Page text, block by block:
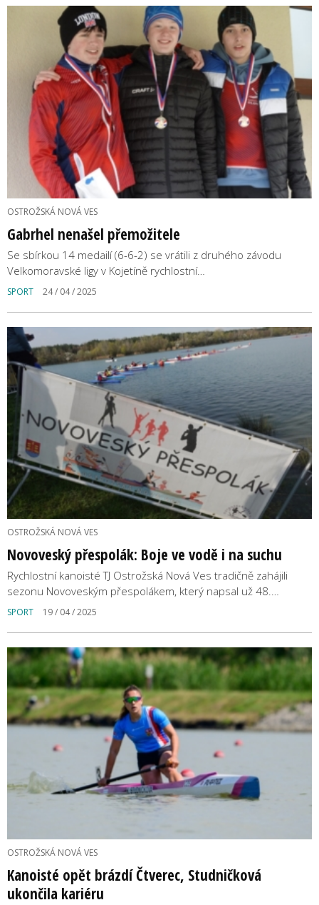
OSTROŽSKÁ NOVÁ VES
Gabrhel nenašel přemožitele
Se sbírkou 14 medailí (6-6-2) se vrátili z druhého závodu
Velkomoravské ligy v Kojetíně rychlostní…
SPORT 24 / 04 / 2025
OSTROŽSKÁ NOVÁ VES
Novoveský přespolák: Boje ve vodě i na suchu
Rychlostní kanoisté TJ Ostrožská Nová Ves tradičně zahájili
sezonu Novoveským přespolákem, který napsal už 48.…
SPORT 19 / 04 / 2025
OSTROŽSKÁ NOVÁ VES
Kanoisté opět brázdí Čtverec, Studničková
ukončila kariéru